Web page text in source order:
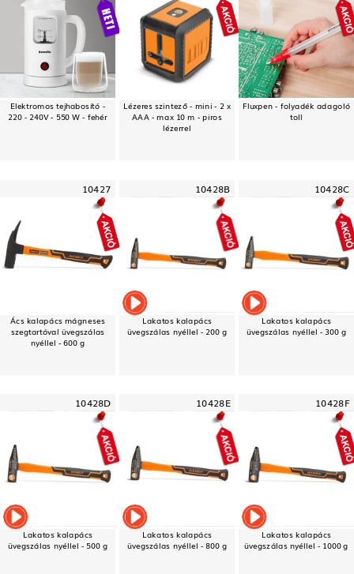
Elektromos tejhabosító -
220 - 240V - 550 W - fehér
Lézeres szintező - mini - 2 x
AAA - max 10 m - piros
lézerrel
Fluxpen - folyadék adagoló
toll
10427
Ács kalapács mágneses
szegtartóval üvegszálas
nyéllel - 600 g
10428B
Lakatos kalapács
üvegszálas nyéllel - 200 g
10428C
Lakatos kalapács
üvegszálas nyéllel - 300 g
10428D
Lakatos kalapács
üvegszálas nyéllel - 500 g
10428E
Lakatos kalapács
üvegszálas nyéllel - 800 g
10428F
Lakatos kalapács
üvegszálas nyéllel - 1000 g